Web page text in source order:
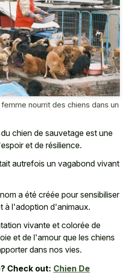
femme nourrit des chiens dans un
chien de sauvetage est une
et de résilience.
autrefois un vagabond vivant
a été créée pour sensibiliser
à l'adoption d'animaux.
vivante et colorée de
et de l'amour que les chiens
dans nos vies.
Check out: Chien De